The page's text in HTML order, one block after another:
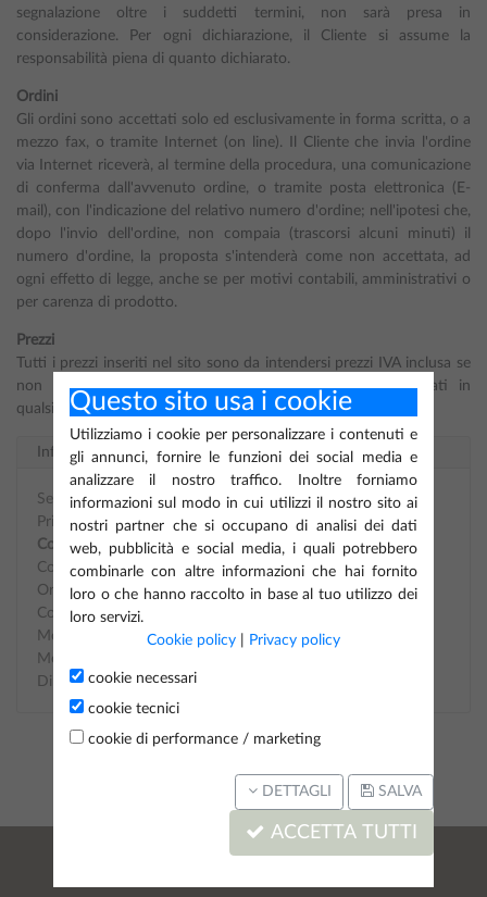
segnalazione oltre i suddetti termini, non sarà presa in
considerazione. Per ogni dichiarazione, il Cliente si assume la
responsabilità piena di quanto dichiarato.
Ordini
Gli ordini sono accettati solo ed esclusivamente in forma scritta, o a
mezzo fax, o tramite Internet (on line). Il Cliente che invia l'ordine
via Internet riceverà, al termine della procedura, una comunicazione
di conferma dall'avvenuto ordine, o tramite posta elettronica (E-
mail), con l'indicazione del relativo numero d'ordine; nell'ipotesi che,
dopo l'invio dell'ordine, non compaia (trascorsi alcuni minuti) il
numero d'ordine, la proposta s'intenderà come non accettata, ad
ogni effetto di legge, anche se per motivi contabili, amministrativi o
per carenza di prodotto.
Prezzi
Tutti i prezzi inseriti nel sito sono da intendersi prezzi IVA inclusa se
non altrimenti indicato. I prezzi possono essere modificati in
qualsiasi momento, senza alcun preavviso.
Informazioni
Servizio clienti
Privacy Policy di stefanazzifiori.it
Condizioni di vendita
Contatti
Orari di apertura
Cookie Policy di stefanazzifiori.it
Metodi di Spedizione
Metodi di Pagamenti
Diritto di recesso
Questo sito usa i cookie
Utilizziamo i cookie per personalizzare i contenuti e
gli annunci, fornire le funzioni dei social media e
analizzare il nostro traffico. Inoltre forniamo
informazioni sul modo in cui utilizzi il nostro sito ai
nostri partner che si occupano di analisi dei dati
web, pubblicità e social media, i quali potrebbero
combinarle con altre informazioni che hai fornito
loro o che hanno raccolto in base al tuo utilizzo dei
loro servizi.
Cookie policy
Privacy policy
cookie necessari
cookie tecnici
cookie di performance / marketing
DETTAGLI SALVA
ACCETTA TUTTI